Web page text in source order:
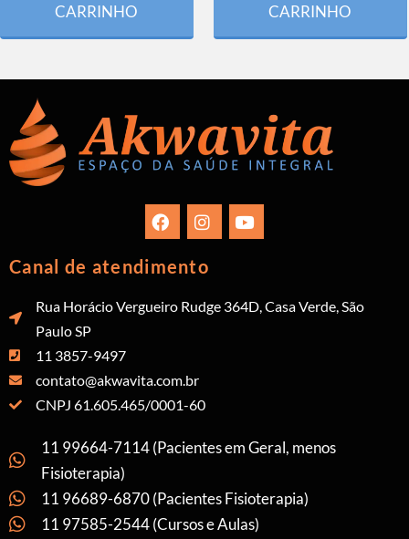
CARRINHO
CARRINHO
Canal de atendimento
Rua Horácio Vergueiro Rudge 364D, Casa Verde, São
Paulo SP
11 3857-9497
contato@akwavita.com.br
CNPJ 61.605.465/0001-60
11 99664-7114 (Pacientes em Geral, menos
Fisioterapia)
11 96689-6870 (Pacientes Fisioterapia)
11 97585-2544 (Cursos e Aulas)